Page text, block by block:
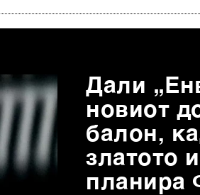
Дали
новиот
балон,
златото
планира